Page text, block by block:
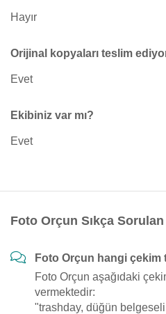
Hayır
Orijinal kopyaları teslim
Evet
Ekibiniz var mı?
Evet
Foto Orçun Sıkça
Foto Orçun hangi
Foto Orçun aşağıdaki
vermektedir:
"trashday, düğün